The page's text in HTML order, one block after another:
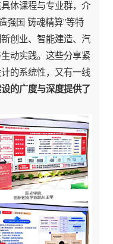
体课程与专业群，介
强国 铸魂精算”等特
创业、智能建造、汽
动实践。这些分享紧
的系统性，又有一线
的广度与深度提供了